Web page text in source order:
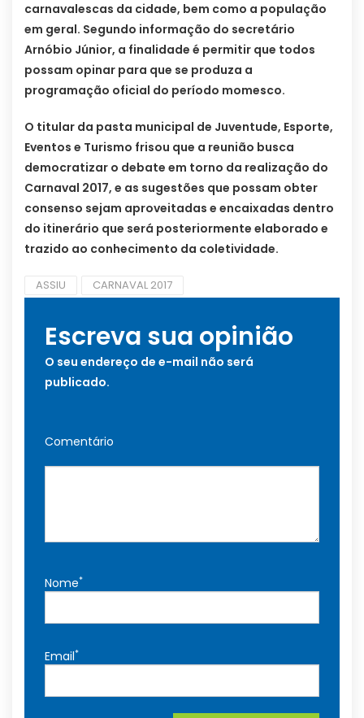
carnavalescas da cidade, bem como a população
em geral. Segundo informação do secretário
Arnóbio Júnior, a finalidade é permitir que todos
possam opinar para que se produza a
programação oficial do período momesco.
O titular da pasta municipal de Juventude, Esporte,
Eventos e Turismo frisou que a reunião busca
democratizar o debate em torno da realização do
Carnaval 2017, e as sugestões que possam obter
consenso sejam aproveitadas e encaixadas dentro
do itinerário que será posteriormente elaborado e
trazido ao conhecimento da coletividade.
ASSIU CARNAVAL 2017
Escreva sua opinião
O seu endereço de e-mail não será
publicado.
Comentário
Nome*
Email*